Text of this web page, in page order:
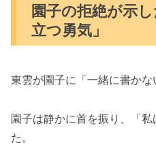
園子の拒絶が示
立つ勇気」
東雲が園子に「一緒に書かな
園子は静かに首を振り、「
た。